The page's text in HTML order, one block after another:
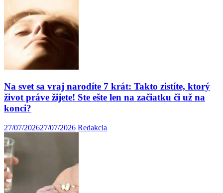
Na svet sa vraj narodíte 7 krát: Takto zistíte, ktorý
život práve žijete! Ste ešte len na začiatku či už na
konci?
27/07/202627/07/2026 Redakcia